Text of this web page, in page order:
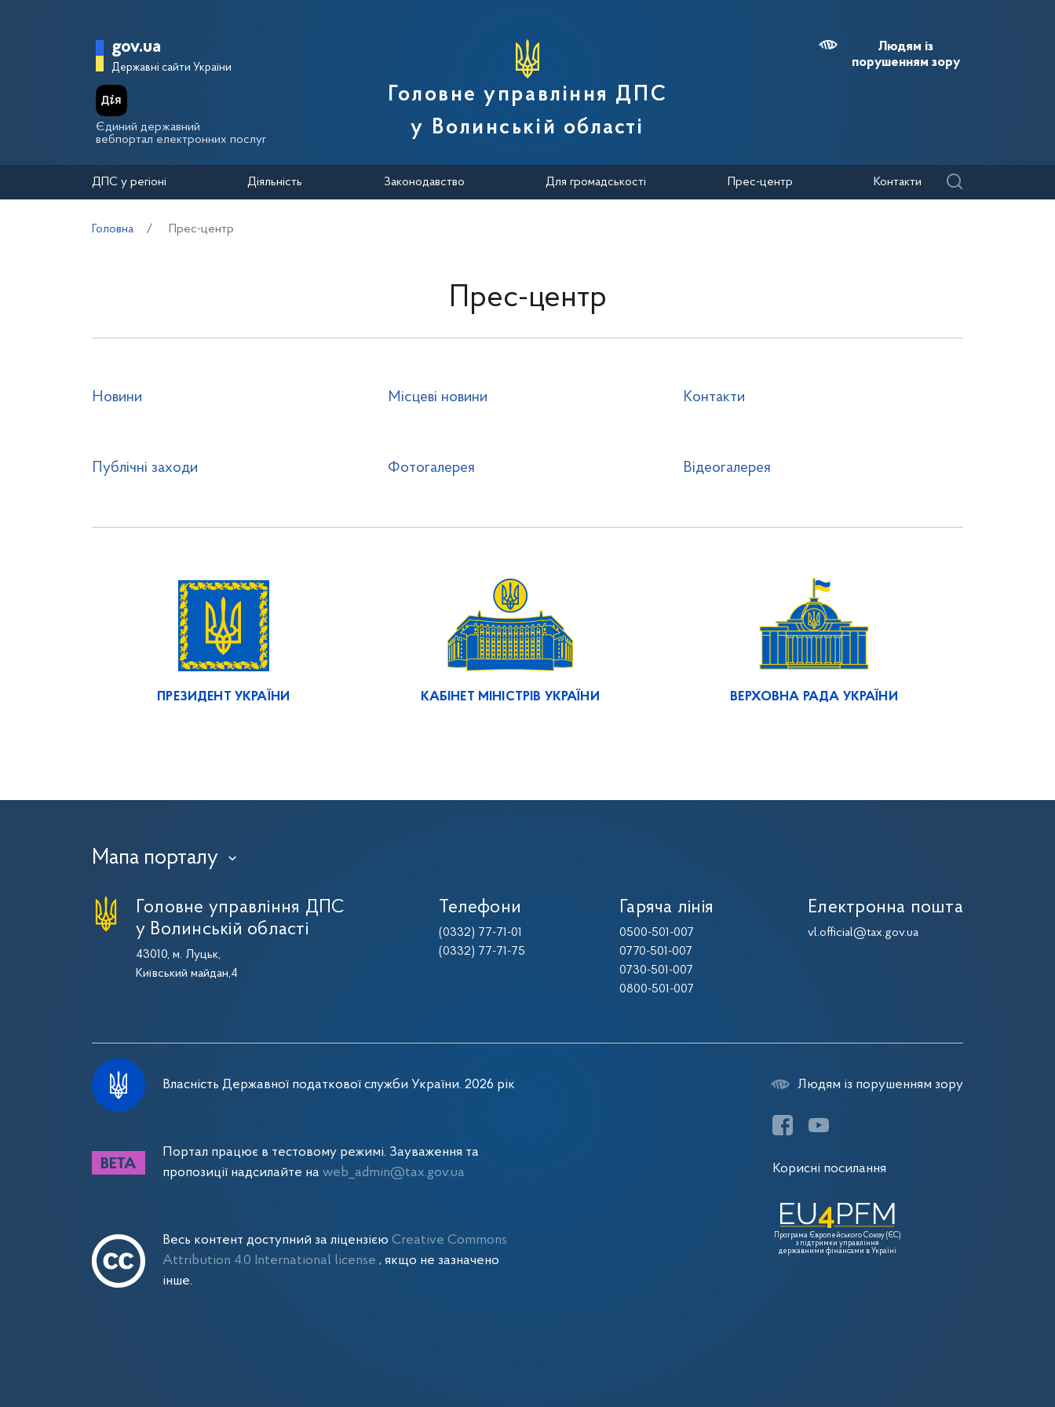
Головна сторінка Державної податкової служби України
gov.ua
Державні сайти України
Єдиний державний
вебпортал електронних послуг
Головне управління ДПС
у Волинській області
Людям із
порушенням зору
ДПС у регіоні Діяльність Законодавство Для громадськості Прес-центр Контакти
Головна Прес-центр
Прес-центр
Новини Місцеві новини Контакти
Публічні заходи Фотогалерея Відеогалерея
ПРЕЗИДЕНТ УКРАЇНИ КАБІНЕТ МІНІСТРІВ УКРАЇНИ ВЕРХОВНА РАДА УКРАЇНИ
Мапа порталу ›
Головне управління ДПС
у Волинській області
43010, м. Луцьк,
Київський майдан,4
Телефони
(0332) 77-71-01
(0332) 77-71-75
Гаряча лінія
0500-501-007
0770-501-007
0730-501-007
0800-501-007
Електронна пошта
vl.official@tax.gov.ua
Власність Державної податкової служби України. 2026 рік
Портал працює в тестовому режимі. Зауваження та
пропозиції надсилайте на web_admin@tax.gov.ua
Весь контент доступний за ліцензією Creative Commons
Attribution 4.0 International license , якщо не зазначено
інше.
Людям із порушенням зору
Корисні посилання
Програма Європейського Союзу (ЄС)
з підтримки управління
державними фінансами в Україні